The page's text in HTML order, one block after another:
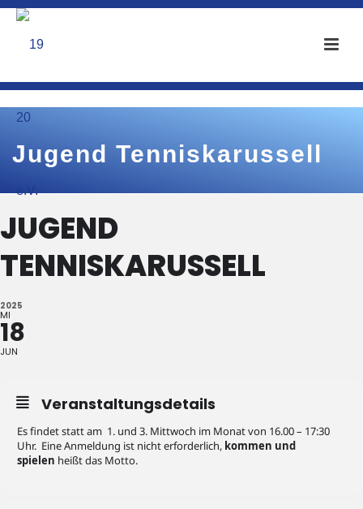
Jugend Tenniskarussell
JUGEND
TENNISKARUSSELL
2025
MI
18
JUN
Veranstaltungsdetails
Es findet statt am 1. und 3. Mittwoch im Monat von 16.00 – 17:30
Uhr. Eine Anmeldung ist nicht erforderlich, kommen und
spielen heißt das Motto.